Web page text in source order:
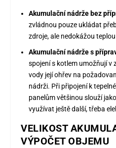
Akumulační nádrže bez
zvládnou pouze ukládat
zdroje, ale nedokážou
Akumulační nádrže s
spojení s kotlem umožňují v
vody její ohřev na
nádrži. Při připojení k
panelům většinou slouží
využívat ještě další, třeba
VELIKOST
VÝPOČET OBJEMU